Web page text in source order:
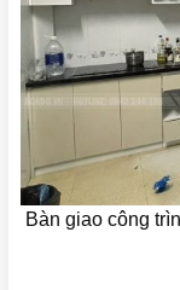
Bàn giao công